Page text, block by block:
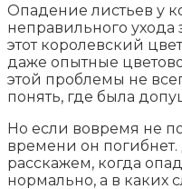
Опадение листьев у
неправильного ухода
этот королевский
даже опытные
этой проблемы не
понять, где была
Но если вовремя не
времени он погибнет.
расскажем, когда
нормально, а в каких